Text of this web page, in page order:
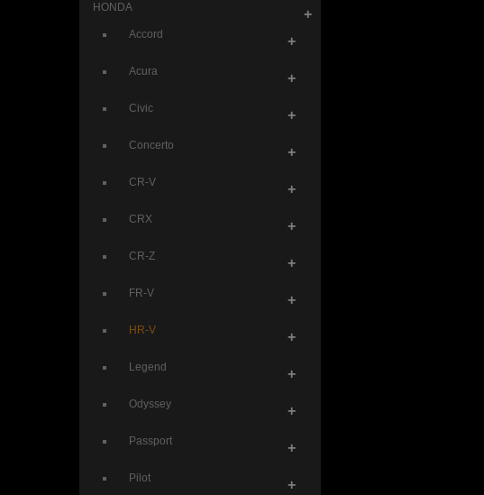
HONDA
Accord +
Acura +
Civic +
Concerto +
CR-V +
CRX +
CR-Z +
FR-V +
HR-V +
Legend +
Odyssey +
Passport +
Pilot +
+